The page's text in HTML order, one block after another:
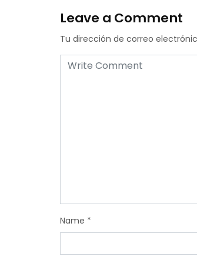
Leave a Comment
Tu dirección de correo
Name *